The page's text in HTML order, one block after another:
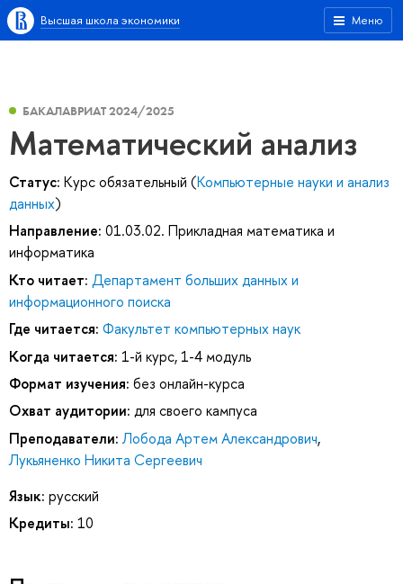
Меню
Высшая школа экономики
БАКАЛАВРИАТ 2024/2025
Математический анализ
Статус: Курс обязательный (Компьютерные науки и анализ
данных)
Направление: 01.03.02. Прикладная математика и
информатика
Кто читает: Департамент больших данных и
информационного поиска
Где читается: Факультет компьютерных наук
Когда читается: 1-й курс, 1-4 модуль
Формат изучения: без онлайн-курса
Охват аудитории: для своего кампуса
Преподаватели: Лобода Артем Александрович,
Лукьяненко Никита Сергеевич
Язык: русский
Кредиты: 10